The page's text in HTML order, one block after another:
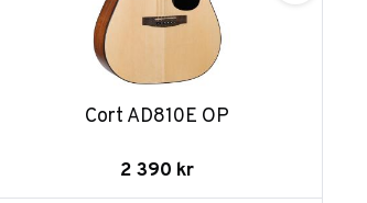
Cort AD810E OP
2 390 kr